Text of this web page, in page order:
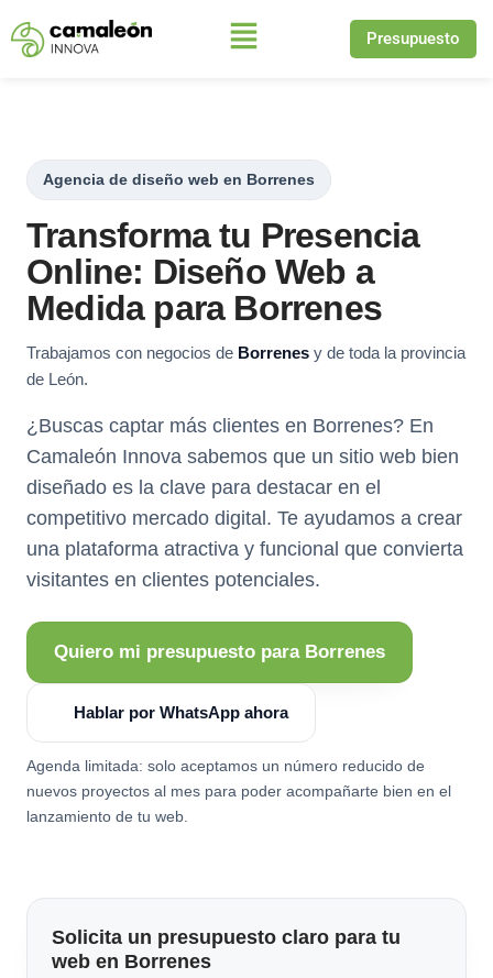
Saltar
Presupuesto
Agencia de diseño web en Borrenes
Transforma tu Presencia
Online: Diseño Web a
Medida para Borrenes
Trabajamos con negocios de Borrenes y de toda la provincia
de León.
¿Buscas captar más clientes en Borrenes? En
Camaleón Innova sabemos que un sitio web bien
diseñado es la clave para destacar en el
competitivo mercado digital. Te ayudamos a crear
una plataforma atractiva y funcional que convierta
visitantes en clientes potenciales.
Quiero mi presupuesto para Borrenes
Hablar por WhatsApp ahora
Agenda limitada: solo aceptamos un número reducido de
nuevos proyectos al mes para poder acompañarte bien en el
lanzamiento de tu web.
Solicita un presupuesto claro para tu
web en Borrenes